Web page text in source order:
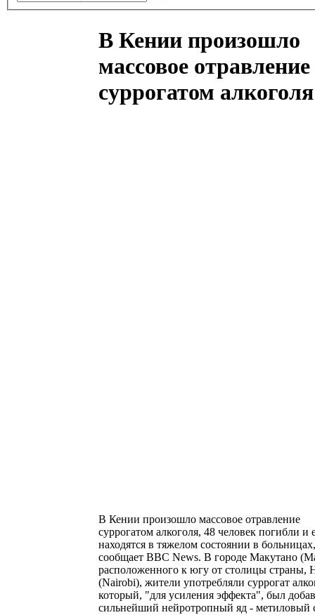
В Кении произошло
массовое отравление
суррогатом алкоголя
В Кении произошло массовое отравление
суррогатом алкоголя, 48 человек погибли и
находятся в тяжелом состоянии в больницах,
сообщает BBC News. В городе Макутано
расположенного к югу от столицы страны,
(Nairobi), жители употребляли суррогат
который, "для усиления эффекта", был
сильнейший нейротропный яд - метиловый